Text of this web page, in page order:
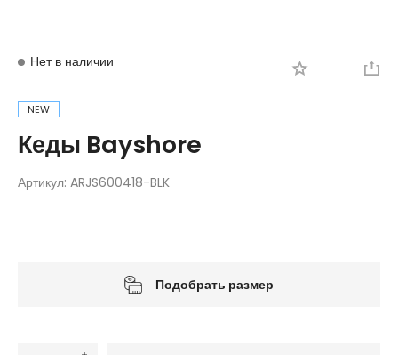
Нет в наличии
NEW
Кеды Bayshore
Артикул: ARJS600418-BLK
Подобрать размер